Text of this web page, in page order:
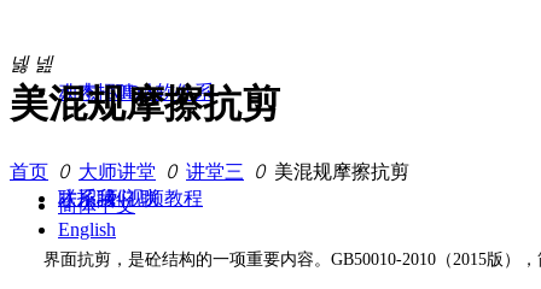
NIDA软件系
列视频教程
动态
人才招聘 人
才招聘
联系我们 联
넳 넲
简体中文
English
美混规摩擦抗剪
首页 ꄲ 大师讲堂 ꄲ 讲堂三 ꄲ 美混规摩擦抗剪
界面抗剪，是砼结构的一项重要内容。 GB50010-2010 （ 2015版）